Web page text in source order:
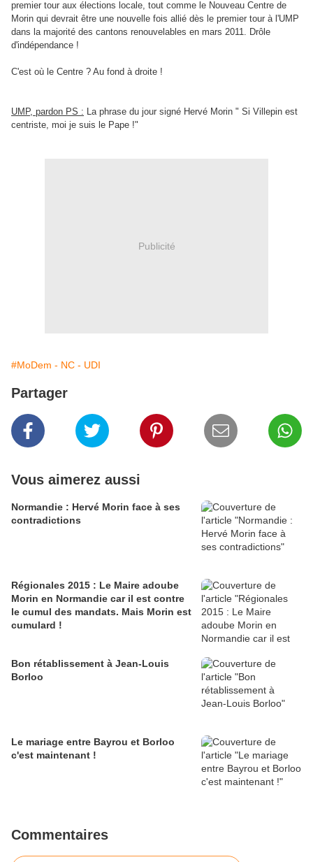
premier tour aux élections locale, tout comme le Nouveau Centre de
Morin qui devrait être une nouvelle fois allié dès le premier tour à l'UMP
dans la majorité des cantons renouvelables en mars 2011. Drôle
d'indépendance !
C'est où le Centre ? Au fond à droite !
UMP, pardon PS : La phrase du jour signé Hervé Morin " Si Villepin est
centriste, moi je suis le Pape !"
Publicité
#MoDem - NC - UDI
Partager
Vous aimerez aussi
Normandie : Hervé Morin face à ses
contradictions
Régionales 2015 : Le Maire adoube
Morin en Normandie car il est contre
le cumul des mandats. Mais Morin est
cumulard !
Bon rétablissement à Jean-Louis
Borloo
Le mariage entre Bayrou et Borloo
c'est maintenant !
Commentaires